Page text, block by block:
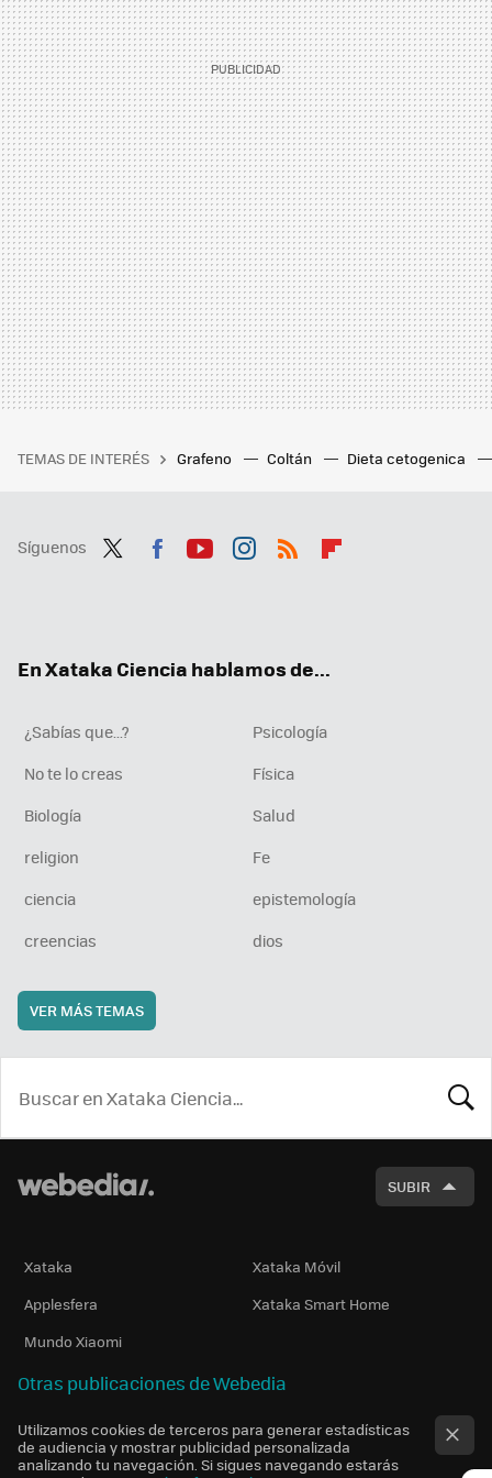
TEMAS DE INTERÉS Grafeno Coltán Dieta cetogenica
Síguenos
En Xataka Ciencia hablamos de...
¿Sabías que...?
Psicología
No te lo creas
Física
Biología
Salud
religion
Fe
ciencia
epistemología
creencias
dios
VER MÁS TEMAS
SUBIR
Xataka
Xataka Móvil
Applesfera
Xataka Smart Home
Mundo Xiaomi
Otras publicaciones de Webedia
Utilizamos cookies de terceros para generar estadísticas
de audiencia y mostrar publicidad personalizada
analizando tu navegación. Si sigues navegando estarás